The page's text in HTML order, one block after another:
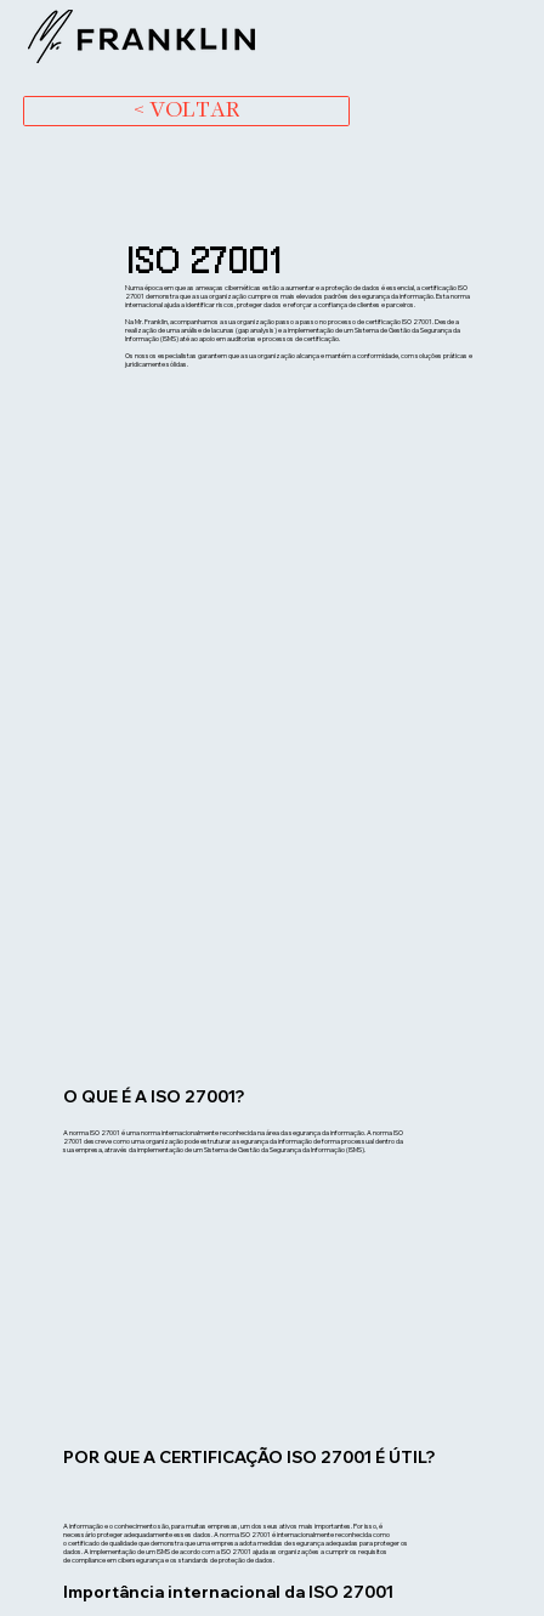
< VOLTAR
O QUE É A ISO 27001?
A norma ISO 27001 é uma norma internacionalmente reconhecida na área da segurança da informação. A norma ISO
27001 descreve como uma organização pode estruturar a segurança da informação de forma processual dentro da
sua empresa, através da implementação de um Sistema de Gestão da Segurança da Informação (ISMS).
POR QUE A CERTIFICAÇÃO ISO 27001 É ÚTIL?
A informação e o conhecimento são, para muitas empresas, um dos seus ativos mais importantes. Por isso, é
necessário proteger adequadamente esses dados. A norma ISO 27001 é internacionalmente reconhecida como
o certificado de qualidade que demonstra que uma empresa adota medidas de segurança adequadas para proteger os
dados. A implementação de um ISMS de acordo com a ISO 27001 ajuda as organizações a cumprir os requisitos
de compliance em cibersegurança e os standards de proteção de dados.
Importância internacional da ISO 27001
ISO 27001
Numa época em que as ameaças cibernéticas estão a aumentar e a proteção de dados é essencial, a certificação ISO
27001 demonstra que a sua organização cumpre os mais elevados padrões de segurança da informação. Esta norma
internacional ajuda a identificar riscos, proteger dados e reforçar a confiança de clientes e parceiros.
Na Mr. Franklin, acompanhamos a sua organização passo a passo no processo de certificação ISO 27001. Desde a
realização de uma análise de lacunas (gap analysis) e a implementação de um Sistema de Gestão da Segurança da
Informação (ISMS) até ao apoio em auditorias e processos de certificação.
Os nossos especialistas garantem que a sua organização alcança e mantém a conformidade, com soluções práticas e
juridicamente sólidas.